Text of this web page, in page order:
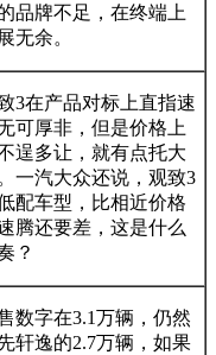
品牌不足，在终端上
无余。
3在产品对标上直指速
可厚非，但是价格上
逞多让，就有点托大
一汽大众还说，观致3
配车型，比相近价格
腾还要差，这是什么
？
数字在3.1万辆，仍然
轩逸的2.7万辆，如果